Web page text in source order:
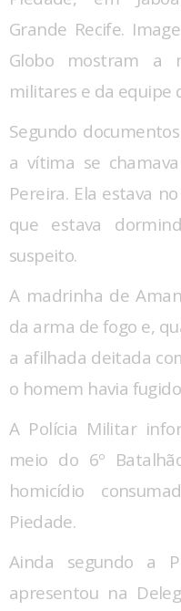
Grande Recife.
Globo mostram a
militares e da equipe
Segundo
a vítima se
Pereira. Ela estava
que estava
suspeito.
A madrinha de
da arma de fogo e,
a afilhada deitada
o homem havia
A Polícia Militar
meio do 6º
homicídio
Piedade.
Ainda segundo a
apresentou na